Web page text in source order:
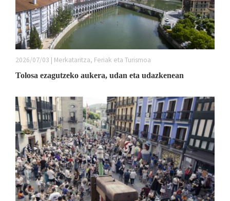
2026/07/03 | Merkataritza, Feriak eta Turismoa
Tolosa ezagutzeko aukera, udan eta udazkenean